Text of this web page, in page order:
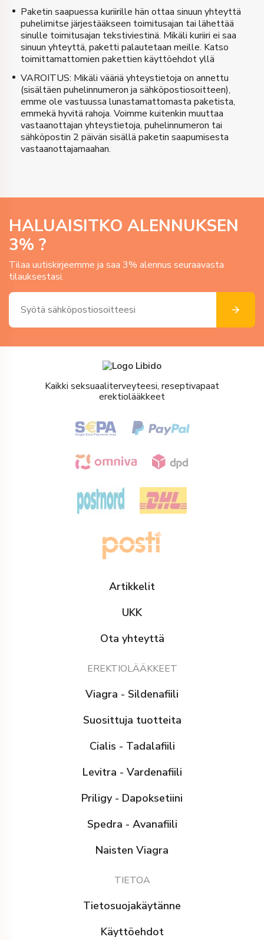
Paketin saapuessa kuriirille hän ottaa sinuun yhteyttä
puhelimitse järjestääkseen toimitusajan tai lähettää
sinulle toimitusajan tekstiviestinä. Mikäli kuriiri ei saa
sinuun yhteyttä, paketti palautetaan meille. Katso
toimittamattomien pakettien käyttöehdot yllä
VAROITUS: Mikäli vääriä yhteystietoja on annettu
(sisältäen puhelinnumeron ja sähköpostiosoitteen),
emme ole vastuussa lunastamattomasta paketista,
emmekä hyvitä rahoja. Voimme kuitenkin muuttaa
vastaanottajan yhteystietoja, puhelinnumeron tai
sähköpostin 2 päivän sisällä paketin saapumisesta
vastaanottajamaahan.
HALUAISITKO ALENNUKSEN
3% ?
Tilaa uutiskirjeemme ja saa 3% alennus seuraavasta
tilauksestasi.
Kaikki seksuaaliterveyteesi, reseptivapaat
erektiolääkkeet
Artikkelit
UKK
Ota yhteyttä
EREKTIOLÄÄKKEET
Viagra - Sildenafiili
Suosittuja tuotteita
Cialis - Tadalafiili
Levitra - Vardenafiili
Priligy - Dapoksetiini
Spedra - Avanafiili
Naisten Viagra
TIETOA
Tietosuojakäytänne
Käyttöehdot